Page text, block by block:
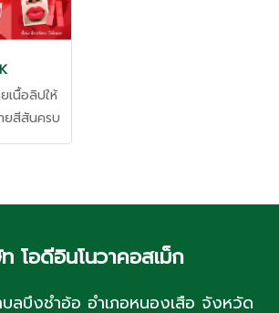
เนื้อลิปให้
ยสีสันครบ
หมือนใคร
สุคใสๆ
สุขภาพดี .
รงงาน
โอดีอินโนวาคอสเม็ก
ลบึงชำอ้อ อำเภอหนองเสือ จังหวัด